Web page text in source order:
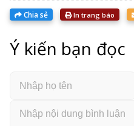
Chia sẻ In trang báo
Ý kiến bạn đọc